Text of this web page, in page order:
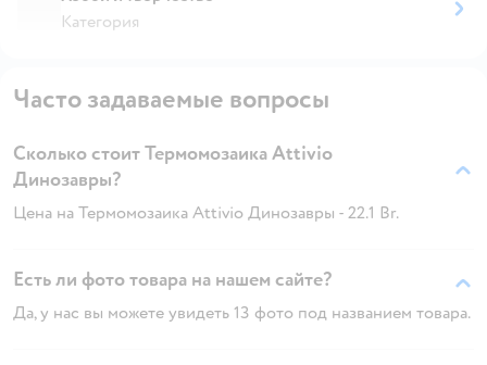
Категория
Часто задаваемые вопросы
Сколько стоит Термомозаика Attivio
Динозавры?
Цена на Термомозаика Attivio Динозавры - 22.1 Br.
Есть ли фото товара на нашем сайте?
Да, у нас вы можете увидеть 13 фото под названием товара.